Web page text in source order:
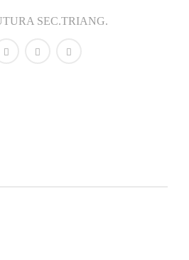
SEC.TRIANG.